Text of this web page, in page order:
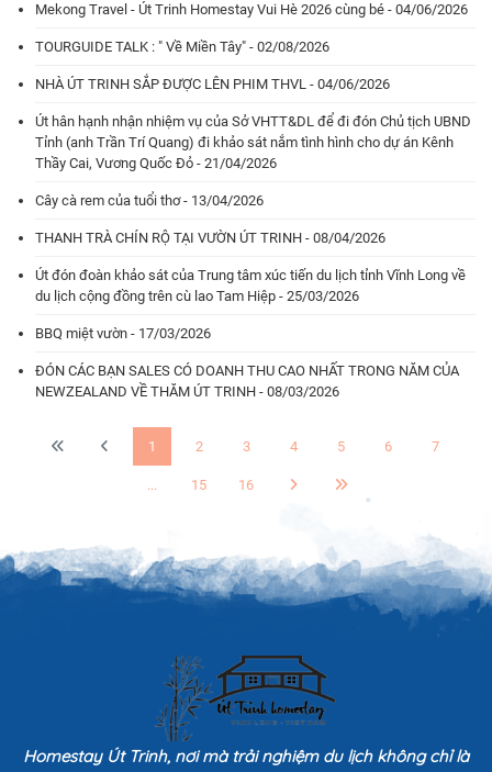
Mekong Travel - Út Trinh Homestay Vui Hè 2026 cùng bé - 04/06/2026
TOURGUIDE TALK : " Về Miền Tây" - 02/08/2026
NHÀ ÚT TRINH SẮP ĐƯỢC LÊN PHIM THVL - 04/06/2026
Út hân hạnh nhận nhiệm vụ của Sở VHTT&DL để đi đón Chủ tịch UBND
Tỉnh (anh Trần Trí Quang) đi khảo sát nắm tình hình cho dự án Kênh
Thầy Cai, Vương Quốc Đỏ - 21/04/2026
Cây cà rem của tuổi thơ - 13/04/2026
THANH TRÀ CHÍN RỘ TẠI VƯỜN ÚT TRINH - 08/04/2026
Út đón đoàn khảo sát của Trung tâm xúc tiến du lịch tỉnh Vĩnh Long về
du lịch cộng đồng trên cù lao Tam Hiệp - 25/03/2026
BBQ miệt vườn - 17/03/2026
ĐÓN CÁC BẠN SALES CÓ DOANH THU CAO NHẤT TRONG NĂM CỦA
NEWZEALAND VỀ THĂM ÚT TRINH - 08/03/2026
1 2 3 4 5 6 7
... 15 16
Homestay Út Trinh, nơi mà trải nghiệm du lịch không chỉ là